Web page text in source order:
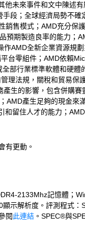
他未來事件和文中陳述
段；全球經濟局勢不確
銷售模式；AMD充分保
預期製造良率的能力；
AMD全新企業資源規
台零組件；AMD依賴
部行業標準軟體和硬體
理法規，關稅和貿易保
生的影響，包含併購
AMD產生足夠的現金來
留住人才的能力；
有更動。
2133Mhz記憶體；
示解析度。評測程式：
閱此連結 。SPEC®與